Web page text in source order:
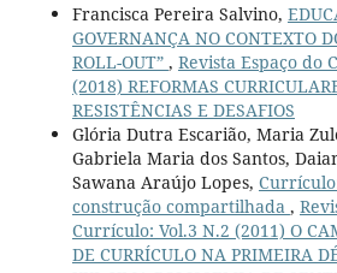
Francisca Pereira Salvino,
GOVERNANÇA NO CONTEXTO
ROLL-OUT” , Revista Espaço do
(2018) REFORMAS
RESISTÊNCIAS E DESAFIOS
Glória Dutra Escarião, Maria
Gabriela Maria dos Santos,
Sawana Araújo Lopes,
construção compartilhada ,
Currículo: Vol.3 N.2 (2011) O
DE CURRÍCULO NA PRIMEIRA